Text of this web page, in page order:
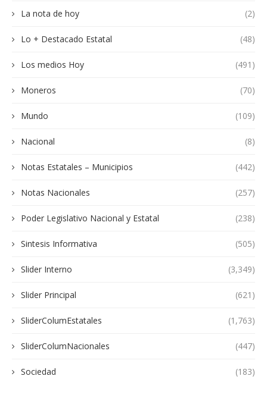
La nota de hoy (2)
Lo + Destacado Estatal (48)
Los medios Hoy (491)
Moneros (70)
Mundo (109)
Nacional (8)
Notas Estatales – Municipios (442)
Notas Nacionales (257)
Poder Legislativo Nacional y Estatal (238)
Sintesis Informativa (505)
Slider Interno (3,349)
Slider Principal (621)
SliderColumEstatales (1,763)
SliderColumNacionales (447)
Sociedad (183)